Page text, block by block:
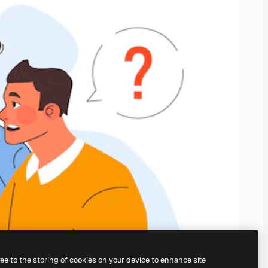
to the storing of cookies on your device to enhance site